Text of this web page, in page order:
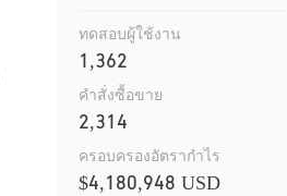
ทดสอบผู้ใช้งาน
1,362
คำสั่งซื้อขาย
2,314
ครอบครองอัตรากำไร
$4,180,948 USD